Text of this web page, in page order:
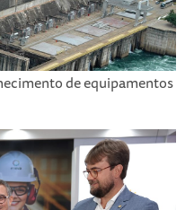
de equipamentos